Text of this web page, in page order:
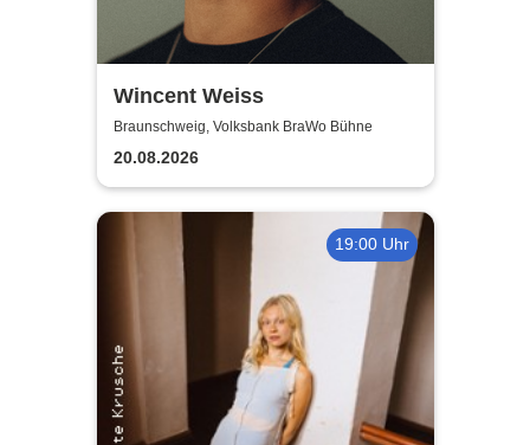
Wincent Weiss
Braunschweig, Volksbank BraWo Bühne
20.08.2026
19:00 Uhr